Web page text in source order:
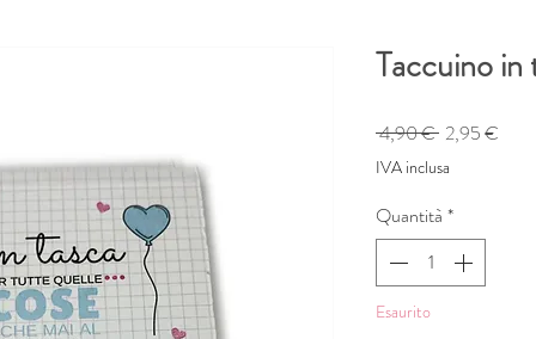
Taccuino
4,90 € Prezzo
2,95 €
IVA inclusa
Quantità *
Esaurito